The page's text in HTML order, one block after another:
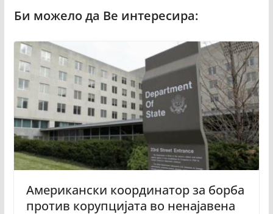
Американски координатор за борба
против корупцијата во ненајавена